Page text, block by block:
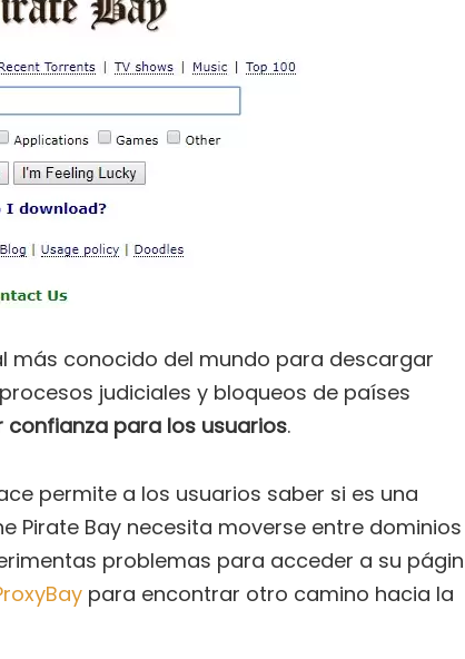
más conocido del mundo para descargar
judiciales y bloqueos de países
confianza para los usuarios.
permite a los usuarios saber si es una
Pirate Bay necesita moverse entre dominios
problemas para acceder a su
para encontrar otro camino hacia la